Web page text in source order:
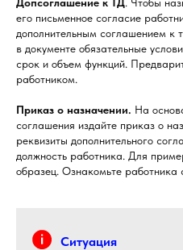
его письменное согласие
дополнительным соглашением к
в документе обязательные
срок и объем функций.
работником.
Приказ о назначении. На
соглашения издайте приказ о
реквизиты дополнительного
должность работника. Для
образец. Ознакомьте работника
Ситуация